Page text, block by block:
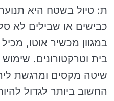
ת: טיול בשטח היא
כבישים או שבילים לא
במגוון מכשיר אוטו,
בית וטרקטורונים.
שיטה מקסים ומרגשת
החשוב ביותר לגדול